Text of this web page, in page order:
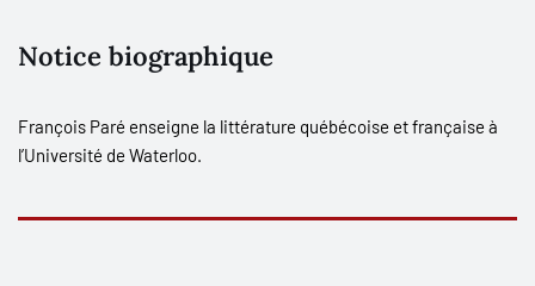
Notice biographique
François Paré enseigne la littérature québécoise et française à
l’Université de Waterloo.